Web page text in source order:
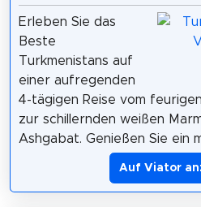
Erleben Sie das
Beste
Turkmenistans auf
einer aufregenden
4-tägigen Reise vom
zur schillernden weißen
Ashgabat. Genießen Sie ein
Auf Viator